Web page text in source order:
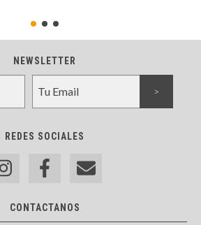
NEWSLETTER
REDES SOCIALES
CONTACTANOS